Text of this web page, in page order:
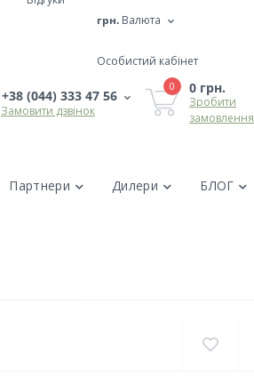
грн. Валюта
Особистий кабінет
+38 (044) 333 47 56
Замовити дзвінок
0 0 грн.
Зробити
замовлення
Партнери Дилери БЛОГ